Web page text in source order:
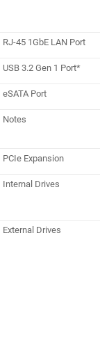
RJ-45 1GbE LAN Port
USB 3.2 Gen 1 Port*
eSATA Port
Notes
PCIe Expansion
Internal Drives
External Drives